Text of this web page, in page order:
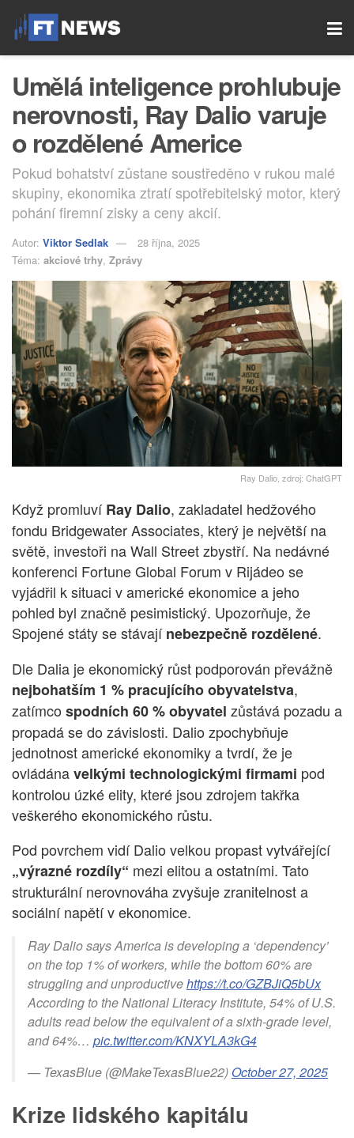
Umělá inteligence prohlubuje
nerovnosti, Ray Dalio varuje
o rozdělené Americe
Pokud bohatství zůstane soustředěno v rukou malé
skupiny, ekonomika ztratí spotřebitelský motor, který
pohání firemní zisky a ceny akcií.
Autor: Viktor Sedlak
28 října, 2025
Téma: akciové trhy, Zprávy
Ray Dalio, zdroj: ChatGPT
Když promluvíRay Dalio, zakladatel hedžového
fondu Bridgewater Associates, který je největší na
světě, investoři na Wall Street zbystří. Na nedávné
konferenci Fortune Global Forum v Rijádeo se
vyjádřil k situaci v americké ekonomice a jeho
pohled byl značně pesimistický. Upozorňuje, že
Spojené státy se stávajínebezpečně rozdělené.
Dle Dalia je ekonomický růst podporován převážně
nejbohatším 1 % pracujícího obyvatelstva,
zatímco spodních 60 % obyvatel zůstává pozadu a
propadá se do závislosti. Dalio zpochybňuje
jednotnost americké ekonomiky a tvrdí, že je
ovládánavelkými technologickými firmami pod
kontrolou úzké elity, které jsou zdrojem takřka
veškerého ekonomického růstu.
Pod povrchem vidí Dalio velkou propast vytvářející
„výrazné rozdíly“ mezi elitou a ostatními. Tato
strukturální nerovnováha zvyšuje zranitelnost a
sociální napětí v ekonomice.
Ray Dalio says America is developing a ‘dependency’
on the top 1% of workers, while the bottom 60% are
struggling and unproductivehttps://t.co/GZBJiQ5bUx
According to the National Literacy Institute, 54% of U.S.
adults read below the equivalent of a sixth-grade level,
and 64%… pic.twitter.com/KNXYLA3kG4
— TexasBlue (@MakeTexasBlue22) October 27, 2025
Krize lidského kapitálu